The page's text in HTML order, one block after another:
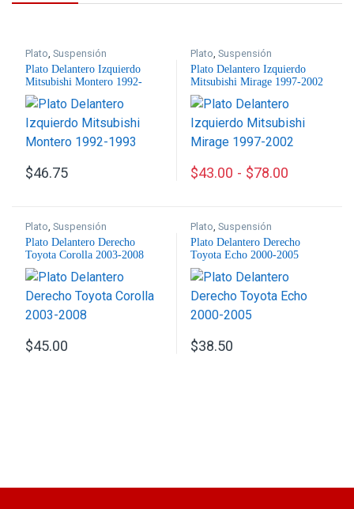
Plato ,Suspensión
Plato Delantero Izquierdo
Mitsubishi Montero 1992-
1993
$46.75
Plato ,Suspensión
Plato Delantero Izquierdo
Mitsubishi Mirage 1997-2002
$43.00 - $78.00
Plato ,Suspensión
Plato Delantero Derecho
Toyota Corolla 2003-2008
$45.00
Plato ,Suspensión
Plato Delantero Derecho
Toyota Echo 2000-2005
$38.50